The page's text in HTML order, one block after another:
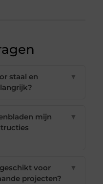
staal en
▼
mijn
▼
voor
projecten?
▼